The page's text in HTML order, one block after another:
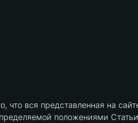
вся представленная на
положениями